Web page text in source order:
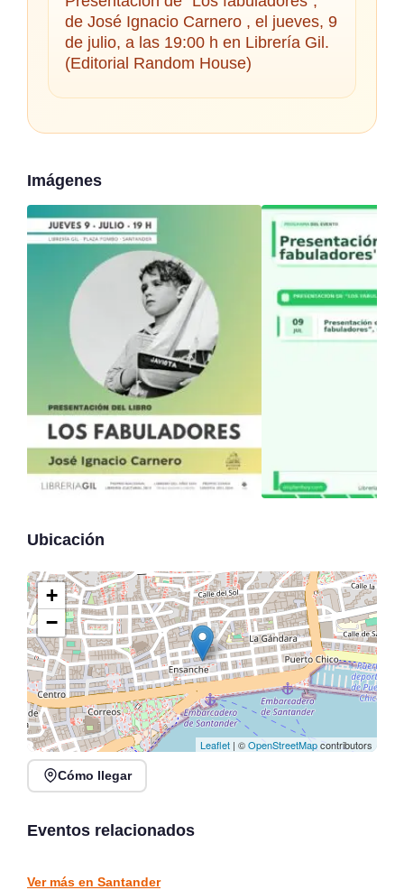
de José Ignacio Carnero , el jueves, 9
de julio, a las 19:00 h en Librería Gil.
(Editorial Random House)
Imágenes
Ubicación
+
−
Leaflet | ©OpenStreetMapcontributors
Cómo llegar
Eventos relacionados
Veranos en Jado en
Santander
Ver más en Santander